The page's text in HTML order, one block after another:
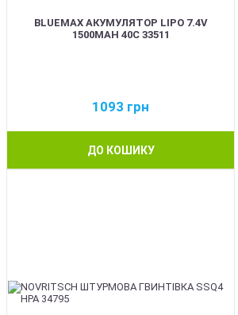
BLUEMAX АКУМУЛЯТОР LIPO 7.4V
1500MAH 40C 33511
1093 грн
ДО КОШИКУ